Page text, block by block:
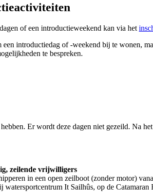
of een introductieweekend kan via het
introductiedag of -weekend bij te wonen,
te bespreken.
Er wordt deze dagen niet gezeild. Na
zeilende vrijwilligers
in een open zeilboot (zonder motor)
watersportcentrum It Sailhûs, op de